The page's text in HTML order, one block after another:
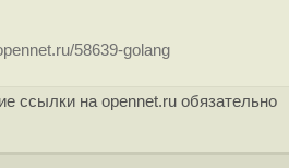
58639-golang
ссылки на opennet.ru обязательно